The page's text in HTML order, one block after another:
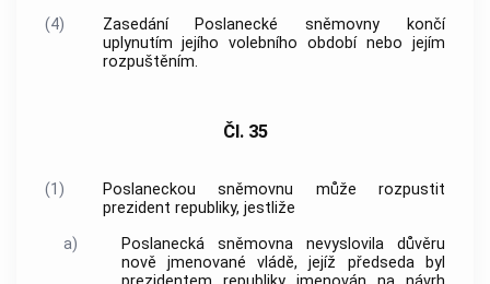
(4)
Zasedání Poslanecké sněmovny končí
uplynutím jejího volebního období nebo jejím
rozpuštěním.
Čl. 35
(1)
Poslaneckou sněmovnu může rozpustit
prezident republiky, jestliže
a)
Poslanecká sněmovna nevyslovila důvěru
nově jmenovanévládě, jejíž předseda byl